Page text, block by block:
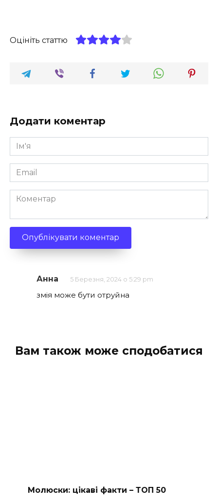
Оцініть статтю
Додати коментар
Ім'я
*
Email
*
Коментар
Анна 5 Березня, 2024 о 5:29 pm
змія може бути отруйна
Вам також може сподобатися
Молюски: цікаві факти – ТОП 50